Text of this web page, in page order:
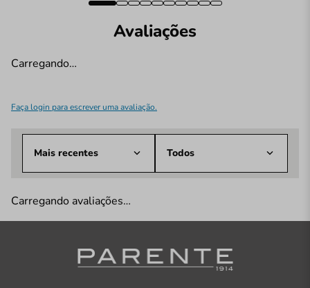
Avaliações
Carregando…
Faça login para escrever uma avaliação.
Mais recentes Todos
Carregando avaliações…